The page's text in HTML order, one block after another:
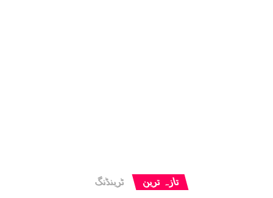
تازہ ترین ٹرینڈنگ